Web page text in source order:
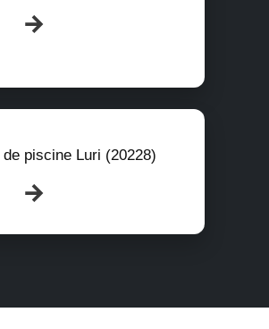
piscine Luri (20228)